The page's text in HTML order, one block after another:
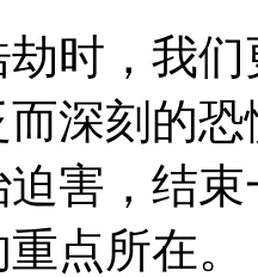
时，我
深刻的
害，结
点所在。